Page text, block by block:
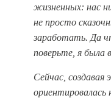
жизненных: нас
не просто
заработать. Да
поверьте, я была
Сейчас,